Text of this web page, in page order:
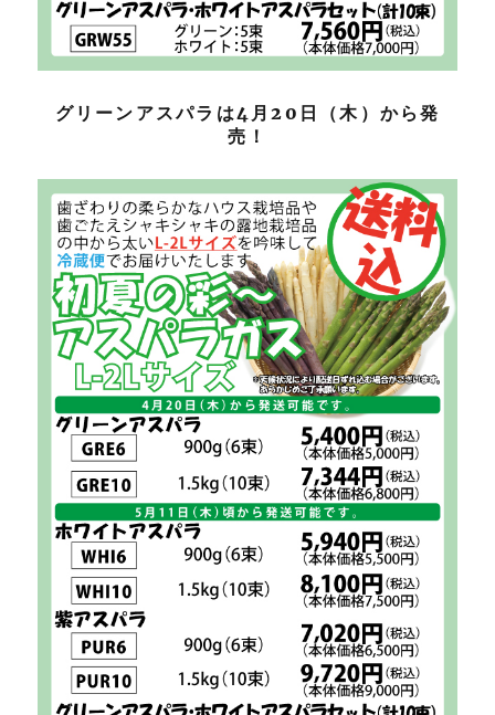
グリーンアスパラは4月20日（木）から発
売！